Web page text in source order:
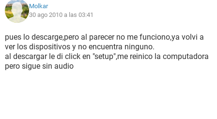
Molkar
30 ago 2010 a las 03:41
pues lo descarge,pero al parecer no me funciono,ya volvi a
ver los dispositivos y no encuentra ninguno.
al descargar le di click en "setup",me reinico la computadora
pero sigue sin audio